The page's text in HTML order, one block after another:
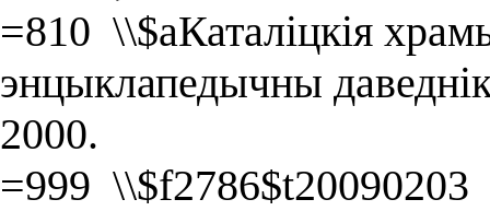
=810 \\$aКаталіцкія
энцыклапедычны
2000.
=999 \\$f2786$t20090203